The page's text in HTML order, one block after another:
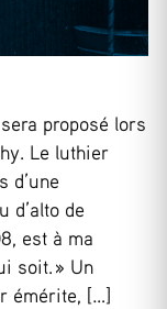
proposé lors
Le luthier
d’une
d’alto de
est à ma
soit. » Un
émérite, […]